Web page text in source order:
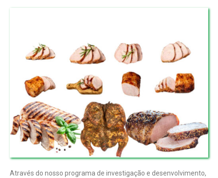
Através do nosso programa de investigação e desenvolvimento,